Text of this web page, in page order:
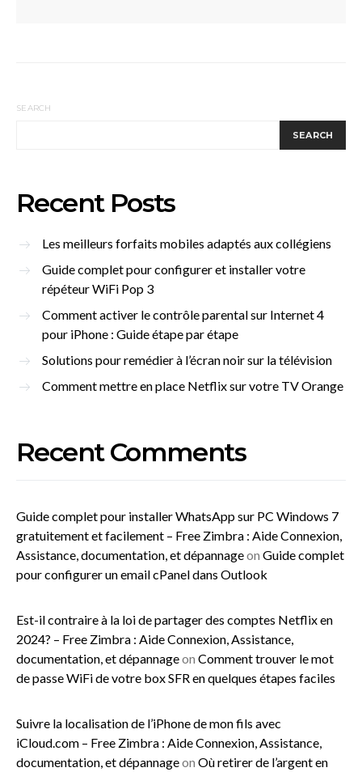
SEARCH
SEARCH
Recent Posts
Les meilleurs forfaits mobiles adaptés aux collégiens
Guide complet pour configurer et installer votre
répéteur WiFi Pop 3
Comment activer le contrôle parental sur Internet 4
pour iPhone : Guide étape par étape
Solutions pour remédier à l’écran noir sur la télévision
Comment mettre en place Netflix sur votre TV Orange
Recent Comments
Guide complet pour installer WhatsApp sur PC Windows 7
gratuitement et facilement – Free Zimbra : Aide Connexion,
Assistance, documentation, et dépannageon Guide complet
pour configurer un email cPanel dans Outlook
Est-il contraire à la loi de partager des comptes Netflix en
2024? – Free Zimbra : Aide Connexion, Assistance,
documentation, et dépannageon Comment trouver le mot
de passe WiFi de votre box SFR en quelques étapes faciles
Suivre la localisation de l’iPhone de mon fils avec
iCloud.com – Free Zimbra : Aide Connexion, Assistance,
documentation, et dépannageon Où retirer de l’argent en